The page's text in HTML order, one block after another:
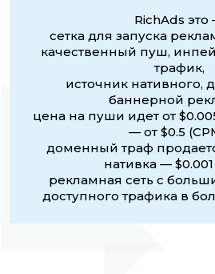
RichAds это
сетка для запуска
качественный пуш,
трафик,
источник нативного,
баннерной
цена на пуши идет от
— от $0.5
доменный траф
нативка — $0.001
рекламная сеть с
доступного трафика в